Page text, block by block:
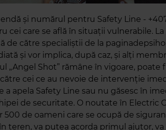
și numărul pentru Safety Line -
cei care se află în situații vulnerabile.
de către specialiștii de la
și vor implica, după caz, și alți
„Angel Shot” rămâne în vigoare, poate
cei ce au nevoie de intervenție
a apela Safety Line sau nu găsesc în
de securitate. O noutate în Electric
500 de oameni care se ocupă de
teren, va putea acorda primul ajutor,